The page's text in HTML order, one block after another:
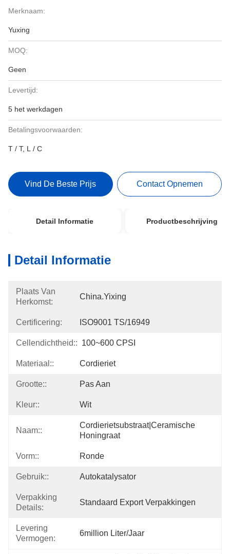
Merknaam:
Yuxing
MOQ:
Geen
Levertijd:
5 het werkdagen
Betalingsvoorwaarden:
T / T, L / C
Vind De Beste Prijs Contact Opnemen
Detail Informatie Productbeschrijving
Detail Informatie
Plaats Van
Herkomst:
China.Yixing
Certificering: ISO9001 TS/16949
Cellendichtheid:: 100~600 CPSI
Materiaal:: Cordieriet
Grootte:: Pas Aan
Kleur:: Wit
Naam::
Cordierietsubstraat|ceramische
Honingraat
Vorm:: Ronde
Gebruik:: Autokatalysator
Verpakking
Details:
Standaard Export Verpakkingen
Levering
Vermogen:
6million Liter/jaar